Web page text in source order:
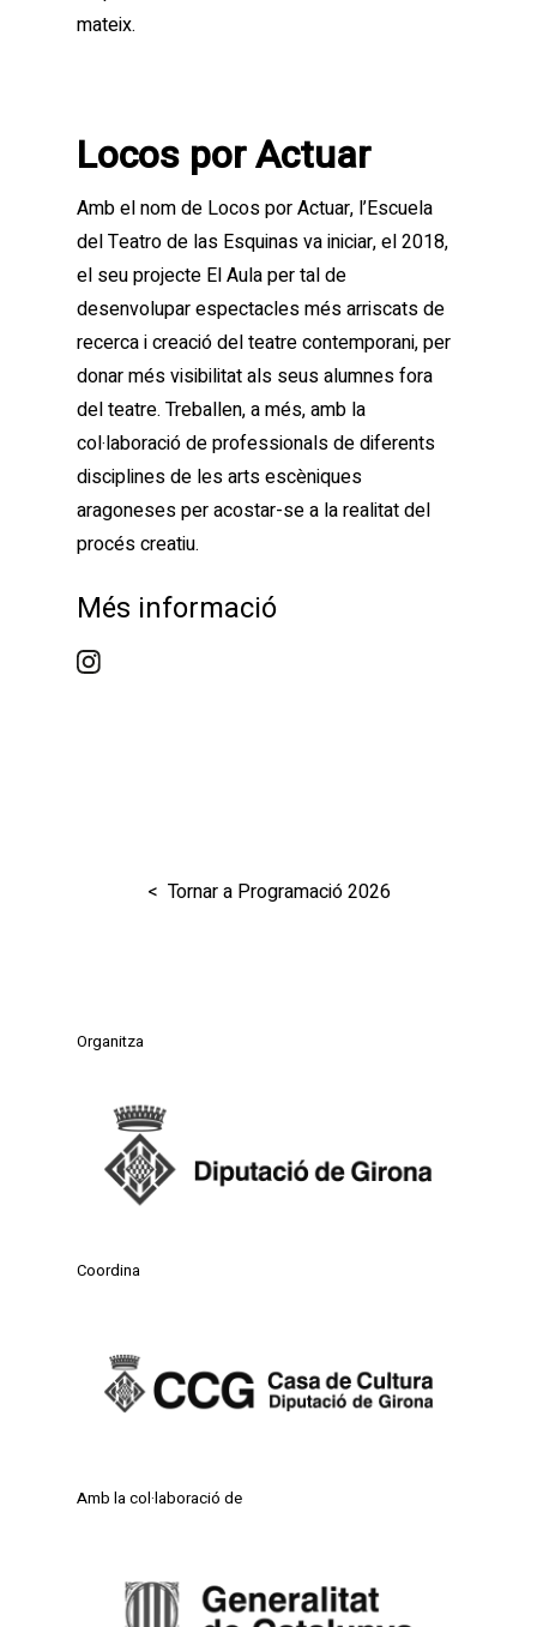
mateix.
Locos por Actuar
Amb el nom de Locos por Actuar, l’Escuela
del Teatro de las Esquinas va iniciar, el 2018,
el seu projecte El Aula per tal de
desenvolupar espectacles més arriscats de
recerca i creació del teatre contemporani, per
donar més visibilitat als seus alumnes fora
del teatre. Treballen, a més, amb la
col·laboració de professionals de diferents
disciplines de les arts escèniques
aragoneses per acostar-se a la realitat del
procés creatiu.
Més informació
< Tornar a Programació 2026
Organitza
Coordina
Amb la col·laboració de